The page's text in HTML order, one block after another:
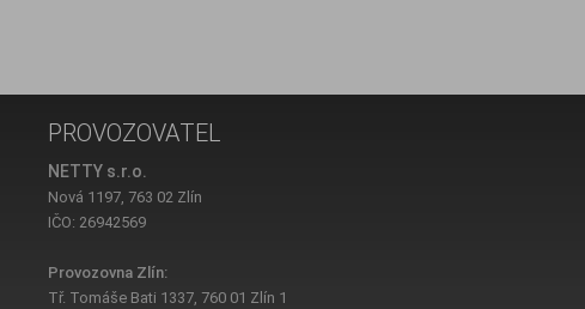
PROVOZOVATEL
NETTY s.r.o.
Nová 1197, 763 02 Zlín
IČO: 26942569
Provozovna Zlín:
Tř. Tomáše Bati 1337, 760 01 Zlín 1